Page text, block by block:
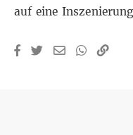
auf eine